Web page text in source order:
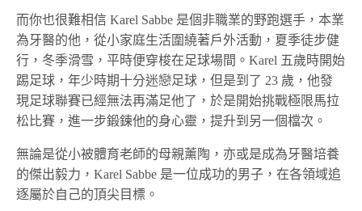
而你也很難相信 Karel Sabbe 是個非職業的野跑選手，本業
為牙醫的他，從小家庭生活圍繞著戶外活動，夏季徒步健
行，冬季滑雪，平時便穿梭在足球場間。Karel 五歲時開始
踢足球，年少時期十分迷戀足球，但是到了 23 歲，他發
現足球聯賽已經無法再滿足他了，於是開始挑戰極限馬拉
松比賽，進一步鍛鍊他的身心靈，提升到另一個檔次。
無論是從小被體育老師的母親薰陶，亦或是成為牙醫培養
的傑出毅力，Karel Sabbe 是一位成功的男子，在各領域追
逐屬於自己的頂尖目標。